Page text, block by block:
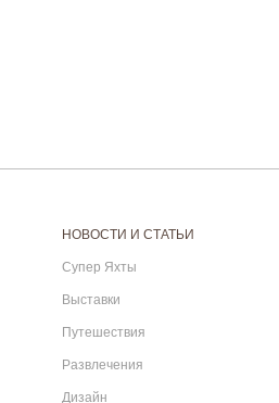
НОВОСТИ И СТАТЬИ
Супер Яхты
Выставки
Путешествия
Развлечения
Дизайн